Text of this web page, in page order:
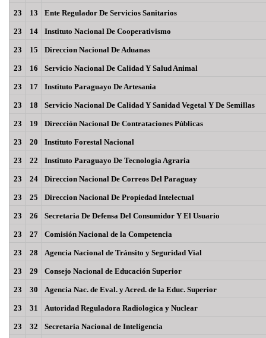
23 13 Ente Regulador De Servicios Sanitarios
23 14 Instituto Nacional De Cooperativismo
23 15 Direccion Nacional De Aduanas
23 16 Servicio Nacional De Calidad Y Salud Animal
23 17 Instituto Paraguayo De Artesania
23 18 Servicio Nacional De Calidad Y Sanidad Vegetal Y De Semillas
23 19 Dirección Nacional De Contrataciones Públicas
23 20 Instituto Forestal Nacional
23 22 Instituto Paraguayo De Tecnologia Agraria
23 24 Direccion Nacional De Correos Del Paraguay
23 25 Direccion Nacional De Propiedad Intelectual
23 26 Secretaria De Defensa Del Consumidor Y El Usuario
23 27 Comisión Nacional de la Competencia
23 28 Agencia Nacional de Tránsito y Seguridad Vial
23 29 Consejo Nacional de Educación Superior
23 30 Agencia Nac. de Eval. y Acred. de la Educ. Superior
23 31 Autoridad Reguladora Radiologica y Nuclear
23 32 Secretaria Nacional de Inteligencia